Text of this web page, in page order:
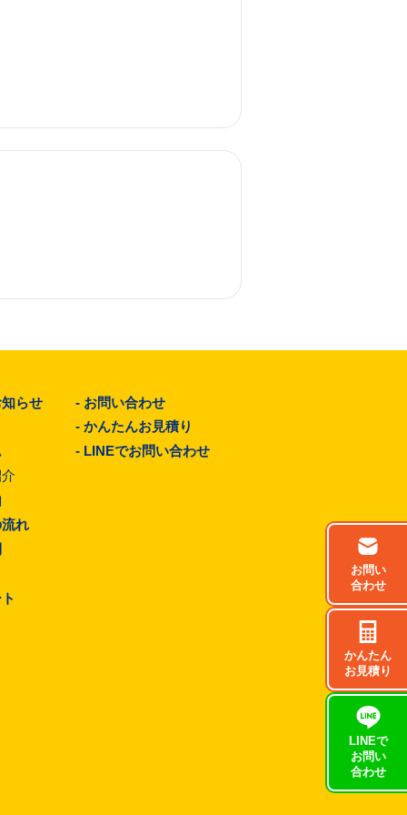
らせ
れ
- お問い合わせ
-かんたんお見積り
- LINEでお問い合わせ
お問い
合わせ
かんたん
お見積り
LINEで
お問い
合わせ